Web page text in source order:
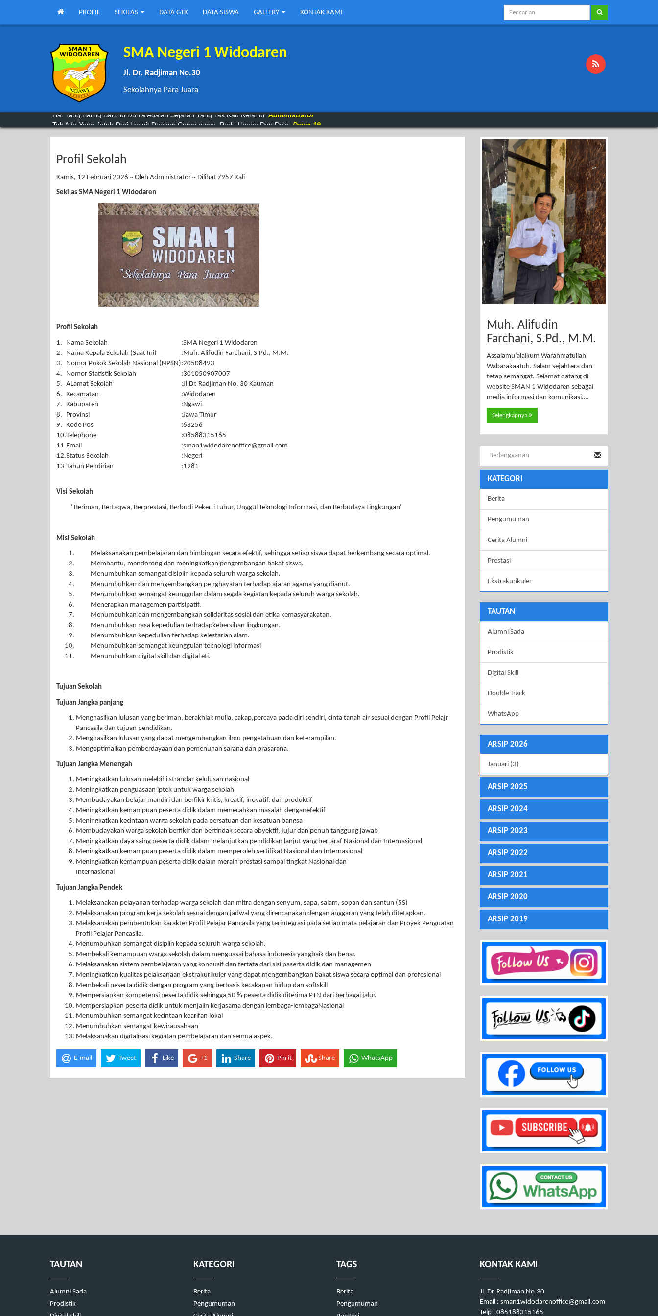
PROFIL SEKILAS DATA GTK DATA SISWA GALLERY KONTAK KAMI
SMA Negeri 1 Widodaren
Jl. Dr. Radjiman No.30
Sekolahnya Para Juara
Tak Ada Yang Jatuh Dari Langit Dengan Cuma-cuma, Perlu Usaha Dan Do'a.Dewa 19
Hal Yang Paling Baru di Dunia Adalah Sejarah Yang Tak Kau Ketahui. Administrator
Profil Sekolah
Kamis, 12 Februari 2026 ~ Oleh Administrator ~ Dilihat 7957 Kali
Sekilas SMA Negeri 1 Widodaren
Profil Sekolah
1. Nama Sekolah :SMA Negeri 1 Widodaren
2.
Nama Kepala Sekolah (Saat Ini) :Muh. Alifudin Farchani, S.Pd., M.M.
3.
Nomor Pokok Sekolah Nasional (NPSN):20508493
4.
Nomor Statistik Sekolah :301050907007
5. ALamat Sekolah :Jl.Dr. Radjiman No. 30 Kauman
6.
Kecamatan :Widodaren
7.
Kabupaten :Ngawi
8.
Provinsi :Jawa Timur
9.
Kode Pos :63256
10.Telephone :08588315165
11.Email :sman1widodarenoffice@gmail.com
12.Status Sekolah :Negeri
13 Tahun Pendirian :1981
Visi Sekolah
"Beriman, Bertaqwa, Berprestasi, Berbudi Pekerti Luhur, Unggul Teknologi Informasi, dan Berbudaya Lingkungan"
Misi Sekolah
Melaksanakan pembelajaran dan bimbingan secara efektif, sehingga setiap siswa dapat berkembang secara optimal.
Membantu, mendorong dan meningkatkan pengembangan bakat siswa.
Menumbuhkan semangat disiplin kepada seluruh warga sekolah.
Menumbuhkan dan mengembangkan penghayatan terhadap ajaran agama yang dianut.
Menumbuhkan semangat keunggulan dalam segala kegiatan kepada seluruh warga sekolah.
Menerapkan managemen partisipatif.
Menumbuhkan dan mengembangkan solidaritas sosial dan etika kemasyarakatan.
Menumbuhkan rasa kepedulian terhadapkebersihan lingkungan.
Menumbuhkan kepedulian terhadap kelestarian alam.
Menumbuhkan semangat keunggulan teknologi informasi
Menumbuhkan digital skill dan digital eti.
Tujuan Sekolah
Tujuan Jangka panjang
Menghasilkan lulusan yang beriman, berakhlak mulia, cakap,percaya pada diri sendiri, cinta tanah air sesuai dengan Profil Pelajr
Pancasila dan tujuan pendidikan.
Menghasilkan lulusan yang dapat mengembangkan ilmu pengetahuan dan keterampilan.
Mengoptimalkan pemberdayaan dan pemenuhan sarana dan prasarana.
Tujuan Jangka Menengah
Meningkatkan lulusan melebihi strandar kelulusan nasional
Meningkatkan penguasaan iptek untuk warga sekolah
Membudayakan belajar mandiri dan berfikir kritis, kreatif, inovatif, dan produktif
Meningkatkan kemampuan peserta didik dalam memecahkan masalah denganefektif
Meningkatkan kecintaan warga sekolah pada persatuan dan kesatuan bangsa
Membudayakan warga sekolah berfikir dan bertindak secara obyektif, jujur dan penuh tanggung jawab
Meningkatkan daya saing peserta didik dalam melanjutkan pendidikan lanjut yang bertaraf Nasional dan Internasional
Meningkatkan kemampuan peserta didik dalam memperoleh sertifikat Nasional dan Internasional
Meningkatkan kemampuan peserta didik dalam meraih prestasi sampai tingkat Nasional dan
Internasional
Tujuan Jangka Pendek
Melaksanakan pelayanan terhadap warga sekolah dan mitra dengan senyum, sapa, salam, sopan dan santun (5S)
Melaksanakan program kerja sekolah sesuai dengan jadwal yang direncanakan dengan anggaran yang telah ditetapkan.
Melaksanakan pembentukan karakter Profil Pelajar Pancasila yang terintegrasi pada setiap mata pelajaran dan Proyek Penguatan
Profil Pelajar Pancasila.
Menumbuhkan semangat disiplin kepada seluruh warga sekolah.
Membekali kemampuan warga sekolah dalam menguasai bahasa indonesia yangbaik dan benar.
Melaksanakan sistem pembelajaran yang kondusif dan tertata dari sisi paserta didik dan managemen
Meningkatkan kualitas pelaksanaan ekstrakurikuler yang dapat mengembangkan bakat siswa secara optimal dan profesional
Membekali peserta didik dengan program yang berbasis kecakapan hidup dan softskill
Mempersiapkan kompetensi peserta didik sehingga 50 % peserta didik diterima PTN dari berbagai jalur.
Mempersiapkan peserta didik untuk menjalin kerjasama dengan lembaga-lembagaNasional
Menumbuhkan semangat kecintaan kearifan lokal
Menumbuhkan semangat kewirausahaan
Melaksanakan digitalisasi kegiatan pembelajaran dan semua aspek.
E-mail Tweet Like +1 Share Pin it Share WhatsApp
Muh. Alifudin
Farchani, S.Pd., M.M.
Assalamu’alaikum Warahmatullahi
Wabarakaatuh. Salam sejahtera dan
tetap semangat. Selamat datang di
website SMAN 1 Widodaren sebagai
media informasi dan komunikasi.…
Selengkapnya
KATEGORI
Berita
Pengumuman
Cerita Alumni
Prestasi
Ekstrakurikuler
TAUTAN
Alumni Sada
Prodistik
Digital Skill
Double Track
WhatsApp
ARSIP 2026
Januari (3)
ARSIP 2025
ARSIP 2024
ARSIP 2023
ARSIP 2022
ARSIP 2021
ARSIP 2020
ARSIP 2019
TAUTAN
Alumni Sada
Prodistik
KATEGORI
Berita
Pengumuman
TAGS
Berita
Pengumuman
KONTAK KAMI
Jl. Dr. Radjiman No.30
Email : sman1widodarenoffice@gmail.com
Telp : 085188315165